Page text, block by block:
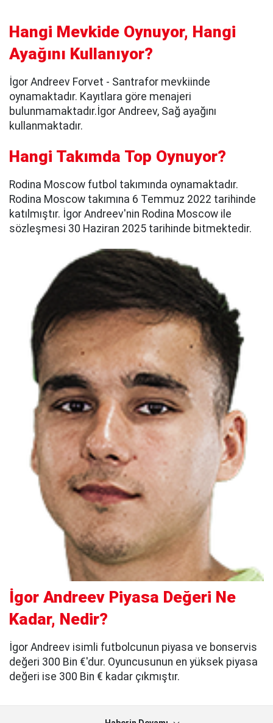
Hangi Mevkide Oynuyor, Hangi
Ayağını Kullanıyor?
İgor Andreev Forvet - Santrafor mevkiinde
oynamaktadır. Kayıtlara göre menajeri
bulunmamaktadır.İgor Andreev, Sağ ayağını
kullanmaktadır.
Hangi Takımda Top Oynuyor?
Rodina Moscow futbol takımında oynamaktadır.
Rodina Moscow takımına 6 Temmuz 2022 tarihinde
katılmıştır. İgor Andreev'nin Rodina Moscow ile
sözleşmesi 30 Haziran 2025 tarihinde bitmektedir.
İgor Andreev Piyasa Değeri Ne
Kadar, Nedir?
İgor Andreev isimli futbolcunun piyasa ve bonservis
değeri 300 Bin €'dur. Oyuncusunun en yüksek piyasa
değeri ise 300 Bin € kadar çıkmıştır.